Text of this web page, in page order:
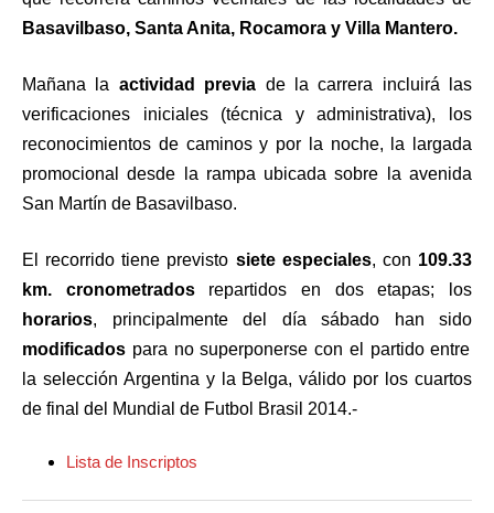
Basavilbaso, Santa Anita, Rocamora y Villa Mantero.
Mañana la actividad previa de la carrera incluirá las
verificaciones iniciales (técnica y administrativa), los
reconocimientos de caminos y por la noche, la largada
promocional desde la rampa ubicada sobre la avenida
San Martín de Basavilbaso.
El recorrido tiene previsto siete especiales, con 109.33
km. cronometradosrepartidos en dos etapas; los
horarios, principalmente del día sábado han sido
modificados para no superponerse con el partido entre
la selección Argentina y la Belga, válido por los cuartos
de final del Mundial de Futbol Brasil 2014.-
Lista de Inscriptos